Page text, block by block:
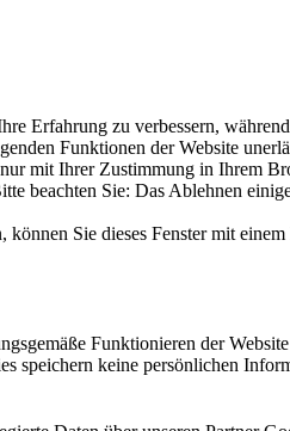
Erfahrung zu verbessern,
Funktionen der Website
mit Ihrer Zustimmung in Ihrem
beachten Sie: Das Ablehnen
können Sie dieses Fenster mit
Funktionieren der
speichern keine persönlichen